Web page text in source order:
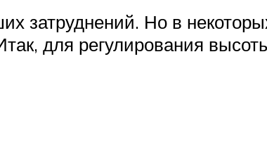
затруднений. Но в
для регулирования